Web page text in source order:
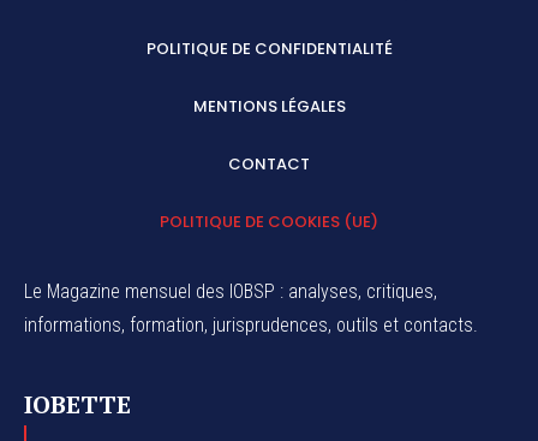
POLITIQUE DE CONFIDENTIALITÉ
MENTIONS LÉGALES
CONTACT
POLITIQUE DE COOKIES (UE)
Le Magazine mensuel des IOBSP : analyses, critiques,
informations, formation, jurisprudences, outils et contacts.
IOBETTE